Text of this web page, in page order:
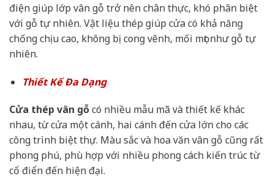
điện giúp lớp vân gỗ trở nên chân thực, khó phân biệt
với gỗ tự nhiên. Vật liệu thép giúp cửa có khả năng
chống chịu cao, không bị cong vênh, mối mọt như gỗ tự
nhiên.
Thiết Kế Đa Dạng
Cửa thép vân gỗcó nhiều mẫu mã và thiết kế khác
nhau, từ cửa một cánh, hai cánh đến cửa lớn cho các
công trình biệt thự. Màu sắc và hoa văn vân gỗ cũng rất
phong phú, phù hợp với nhiều phong cách kiến trúc từ
cổ điển đến hiện đại.